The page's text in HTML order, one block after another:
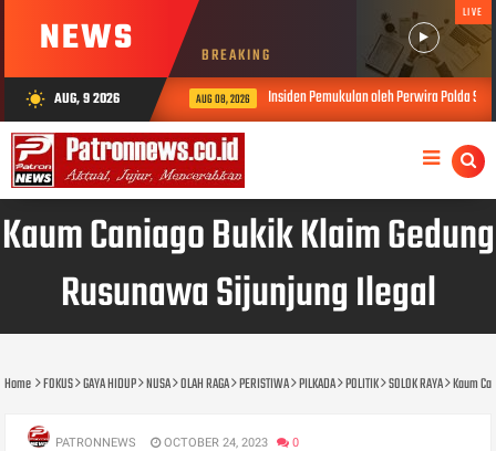
NEWS BREAKING
LIVE
wb_sunny AUG, 9 2026 AUG 08, 2026 Insiden Pemukulan oleh Perwira Polda Sumbar,
Kaum Caniago Bukik Klaim Gedung
Rusunawa Sijunjung Ilegal
Home FOKUS GAYA HIDUP NUSA OLAH RAGA PERISTIWA PILKADA POLITIK SOLOK RAYA Kaum
PATRONNEWS OCTOBER 24, 2023 0